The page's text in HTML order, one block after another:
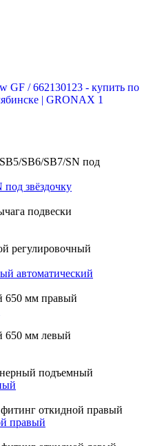
звёздочку
автоматический
правый